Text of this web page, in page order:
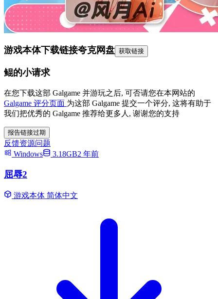
游戏本体下载链接夸克网盘 获取链接
鲲的小请求
在您下载这部 Galgame 并游玩之后, 可否请您在本网站的
Galgame 评分页面 为这部 Galgame 提交一个评分, 这将有助于
我们把优秀的 Galgame 推荐给更多人, 谢谢您的支持
报告链接过期
反馈资源问题
Windows
3.18GB2 年前
屈辱2
游戏本体 简体中文